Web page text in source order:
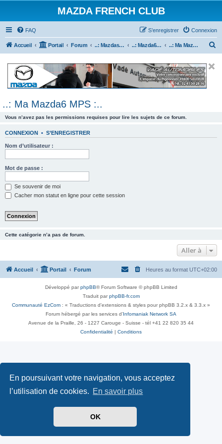
En poursuivant votre navigation, vous acceptez
l’utilisation de cookies. En savoir plus
OK
MAZDA FRENCH CLUB
FAQ Connexion
S’enregistrer
Accueil Portail Forum ..: Mazdaspeed & MPS :.. ..: Mazda6 MPS & Mazdaspeed 6 :.. ..: Ma Mazda6 MPS :..
e
..: Ma Mazda6 MPS :..
Vous n’avez pas les permissions requises pour lire les sujets de ce forum.
CONNEXION • S’ENREGISTRER
Nom d’utilisateur :
Mot de passe :
Se souvenir de moi
Cacher mon statut en ligne pour cette session
Cette catégorie n’a pas de forum.
Aller à
Accueil Portail Forum Heures au format UTC+02:00
Développé parphpBB® Forum Software © phpBB Limited
Traduit parphpBB-fr.com
Communauté EzCom : « Traductions d'extensions & styles pour phpBB 3.2.x & 3.3.x »
Forum hébergé par les services d’ Infomaniak Network SA
Avenue de la Praille, 26 - 1227 Carouge - Suisse - tél +41 22 820 35 44
Confidentialité
Conditions